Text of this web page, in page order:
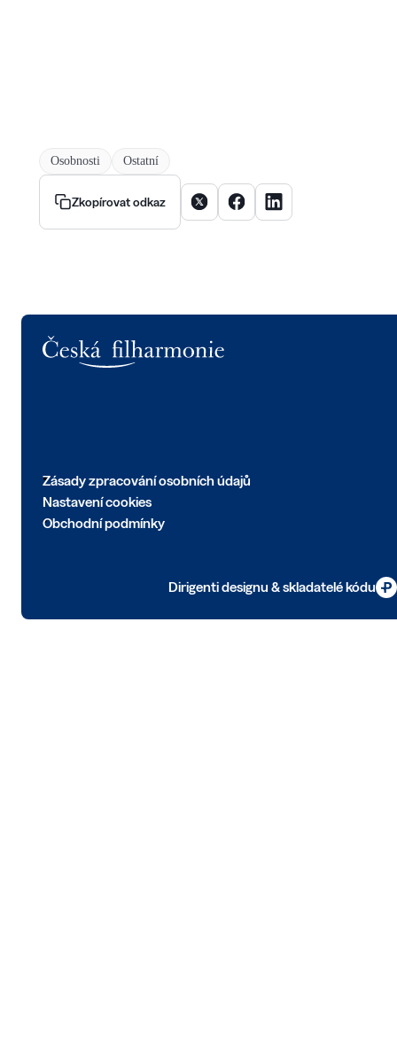
Osobnosti Ostatní
Zkopírovat odkaz Sdílet článek na X
Sdílet článek na Facebooku
Sdílet článek na
Zásady zpracování osobních údajů
Nastavení cookies
Obchodní podmínky
Dirigenti designu & skladatelé kódu